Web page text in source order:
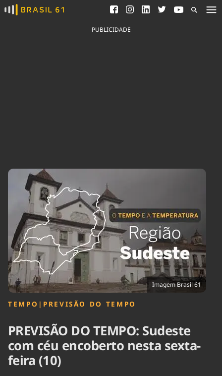
Ver todas as notícias
Saneamento
Indicadores
Agronegócios
Brasil Mineral
Ciência &
Tecnologia
Cinema
Comportamento
Cultura
Economia
Educação
Infraestrutura
Internacional
Política
Saúde
Tempo
PUBLICIDADE
Imagem Brasil 61
TEMPO | PREVISÃO DO TEMPO
PREVISÃO DO TEMPO: Sudeste
com céu encoberto nesta sexta-
feira (10)